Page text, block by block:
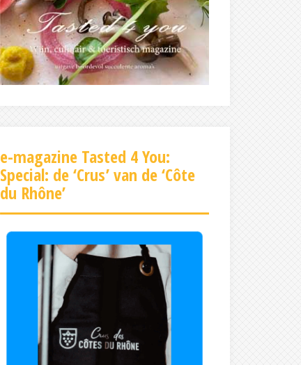
e-magazine Tasted 4 You:
Special: de ‘Crus’ van de ‘Côte
du Rhône’